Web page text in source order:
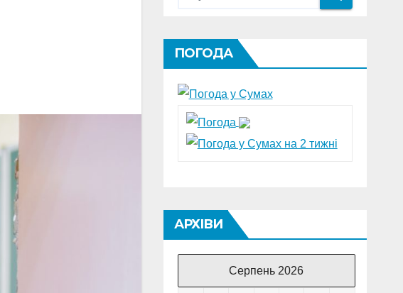
ПОГОДА
АРХІВИ
Серпень 2026